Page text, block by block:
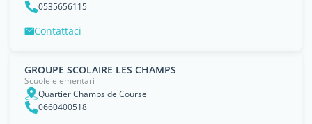
0535656115
Contattaci
GROUPE SCOLAIRE LES CHAMPS
Scuole elementari
Quartier Champs de Course
0660400518